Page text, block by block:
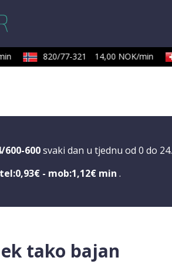
820/77-321 14,00 NOK/min
600-600 svaki dan u tjednu od 0 do 24.
- mob:1,12€ min .
tako bajan